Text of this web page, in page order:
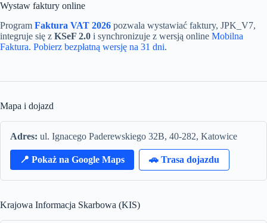
Wystaw faktury online
Program Faktura VAT 2026 pozwala wystawiać faktury, JPK_V7,
integruje się z KSeF 2.0 i synchronizuje z wersją online Mobilna
Faktura. Pobierz bezpłatną wersję na 31 dni.
Mapa i dojazd
Adres: ul. Ignacego Paderewskiego 32B, 40-282, Katowice
📍 Pokaż na Google Maps 🚗 Trasa dojazdu
Krajowa Informacja Skarbowa (KIS)